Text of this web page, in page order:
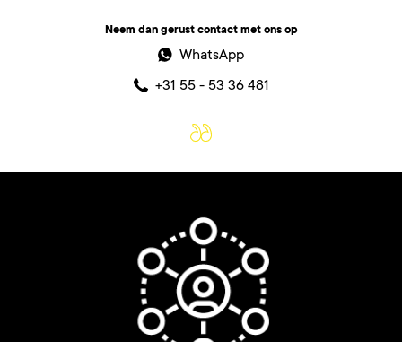
Neem dan gerust contact met ons op
WhatsApp
+31 55 - 53 36 481